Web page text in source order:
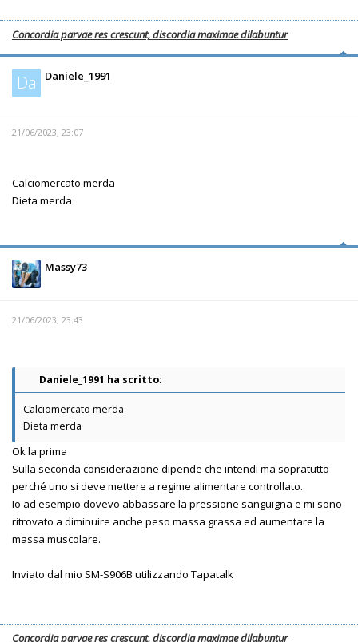
Concordia parvae res crescunt, discordia maximae dilabuntur
Da Daniele_1991
21/06/2023, 23:07
Calciomercato merda
Dieta merda
Massy73
21/06/2023, 23:43
Daniele_1991 ha scritto:
Calciomercato merda
Dieta merda
Ok la prima
Sulla seconda considerazione dipende che intendi ma sopratutto
perché uno si deve mettere a regime alimentare controllato.
Io ad esempio dovevo abbassare la pressione sanguigna e mi sono
ritrovato a diminuire anche peso massa grassa ed aumentare la
massa muscolare.
Inviato dal mio SM-S906B utilizzando Tapatalk
Concordia parvae res crescunt, discordia maximae dilabuntur